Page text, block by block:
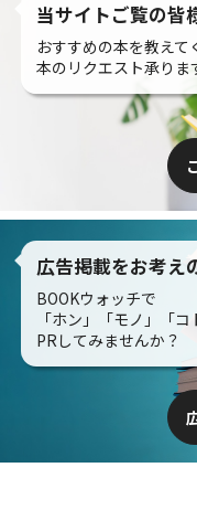
当サイトご覧の皆
おすすめの本を教えて
本のリクエスト承りま
広告掲載をお考え
BOOKウォッチで
「ホン」「モノ」「コ
PRしてみませんか？